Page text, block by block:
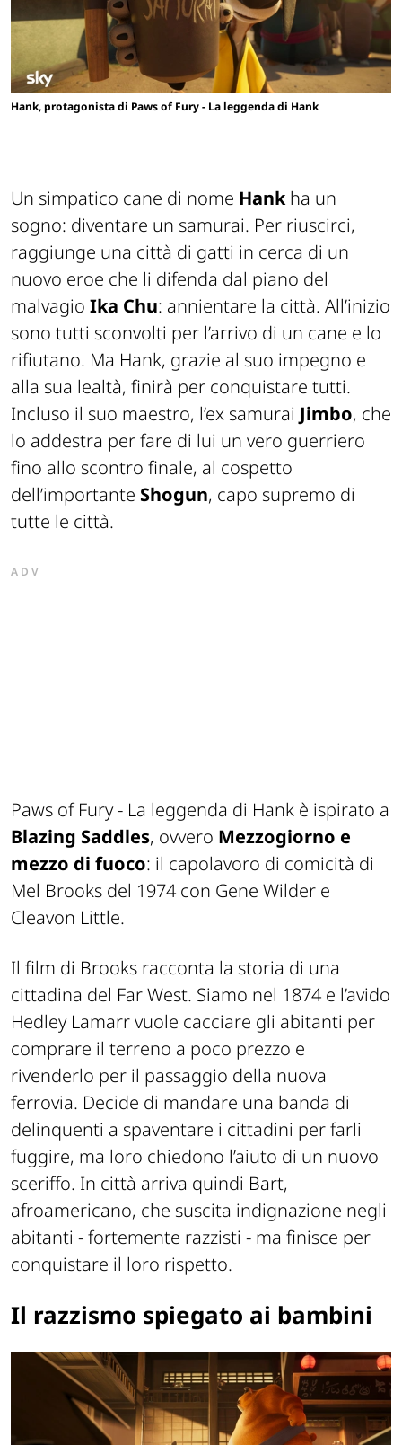
Hank, protagonista di Paws of Fury - La leggenda di Hank
Un simpatico cane di nome Hankha un
sogno: diventare un samurai. Per riuscirci,
raggiunge una città di gatti in cerca di un
nuovo eroe che li difenda dal piano del
malvagio Ika Chu: annientare la città. All’inizio
sono tutti sconvolti per l’arrivo di un cane e lo
rifiutano. Ma Hank, grazie al suo impegno e
alla sua lealtà, finirà per conquistare tutti.
Incluso il suo maestro, l’ex samurai Jimbo, che
lo addestra per fare di lui un vero guerriero
fino allo scontro finale, al cospetto
dell’importante Shogun, capo supremo di
tutte le città.
ADV
Paws of Fury - La leggenda di Hank è ispirato a
Blazing Saddles, ovvero Mezzogiorno e
mezzo di fuoco: il capolavoro di comicità di
Mel Brooks del 1974 con Gene Wilder e
Cleavon Little.
Il film di Brooks racconta la storia di una
cittadina del Far West. Siamo nel 1874 e l’avido
Hedley Lamarr vuole cacciare gli abitanti per
comprare il terreno a poco prezzo e
rivenderlo per il passaggio della nuova
ferrovia. Decide di mandare una banda di
delinquenti a spaventare i cittadini per farli
fuggire, ma loro chiedono l’aiuto di un nuovo
sceriffo. In città arriva quindi Bart,
afroamericano, che suscita indignazione negli
abitanti - fortemente razzisti - ma finisce per
conquistare il loro rispetto.
Il razzismo spiegato ai bambini